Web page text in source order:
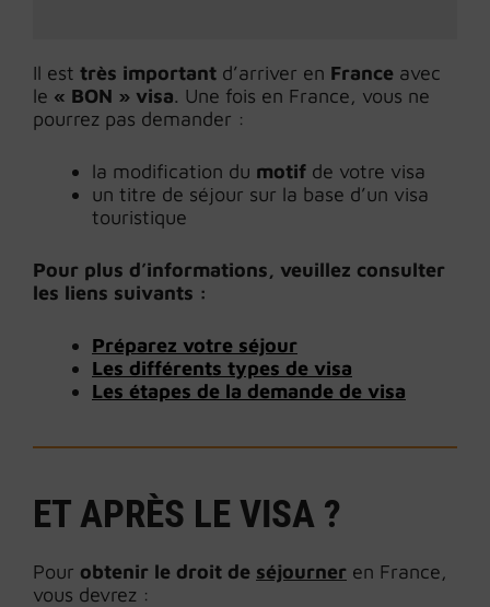
Il est très important d’arriver en France avec
le « BON » visa. Une fois en France, vous ne
pourrez pas demander :
la modification du motif de votre visa
un titre de séjour sur la base d’un visa
touristique
Pour plus d’informations, veuillez consulter
les liens suivants :
Préparez votre séjour
Les différents types de visa
Les étapes de la demande de visa
ET APRÈS LE VISA ?
Pour obtenir le droit de séjourner en France,
vous devrez :